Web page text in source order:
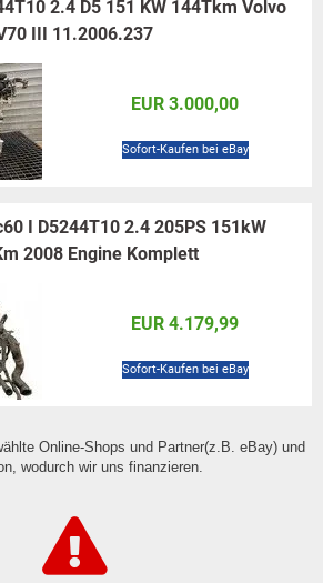
2.4 D5 151 KW 144Tkm Volvo
III 11.2006.237
EUR 3.000,00
Sofort-Kaufen bei eBay
I D5244T10 2.4 205PS 151kW
2008 Engine Komplett
EUR 4.179,99
Sofort-Kaufen bei eBay
Online-Shops und Partner(z.B. eBay) und
wodurch wir uns finanzieren.